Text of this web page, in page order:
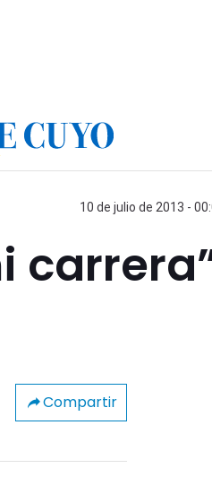
10 de julio de 2013 -
Compartir